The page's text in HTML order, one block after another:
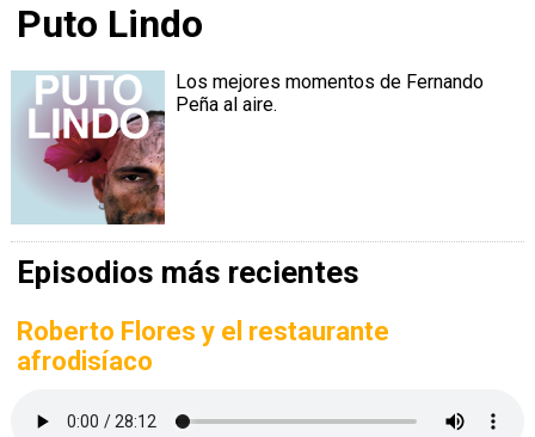
Radios
Provincia
Podcasts
Ratings
Noticias
Puto Lindo
Los mejores momentos de Fernando
Peña al aire.
Episodios más recientes
Roberto Flores y el restaurante
afrodisíaco